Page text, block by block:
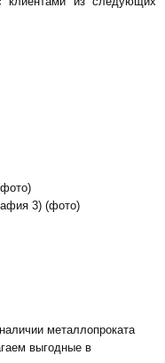
металлопроката
выгодные в